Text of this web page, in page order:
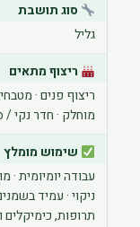
סוג תושבת
גליל
ריצוף מתאים
ריצוף פנים ·
מוחלק · חדר נקי /
שימוש מומלץ
עבודה יומיומית
ניקוי · עמיד
תרופות,